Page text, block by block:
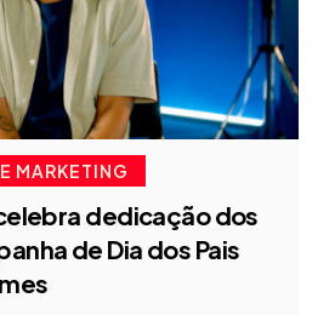
MARKETING
dedicação dos
de Dia dos Pais